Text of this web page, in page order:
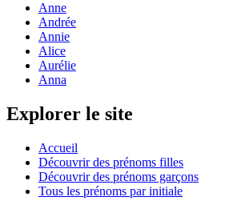
Anne
Andrée
Annie
Alice
Aurélie
Anna
Explorer le site
Accueil
Découvrir des prénoms filles
Découvrir des prénoms garçons
Tous les prénoms par initiale